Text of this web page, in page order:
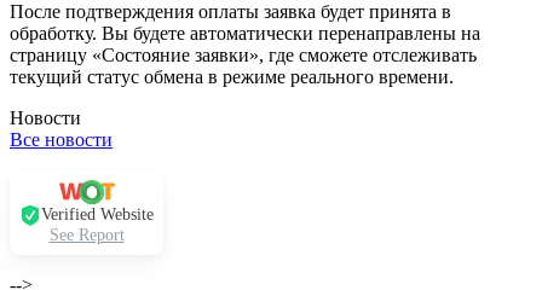
После подтверждения оплаты заявка будет принята в
обработку. Вы будете автоматически перенаправлены на
страницу «Состояние заявки», где сможете отслеживать
текущий статус обмена в режиме реального времени.
Новости
Все новости
Verified Website
See Report
-->